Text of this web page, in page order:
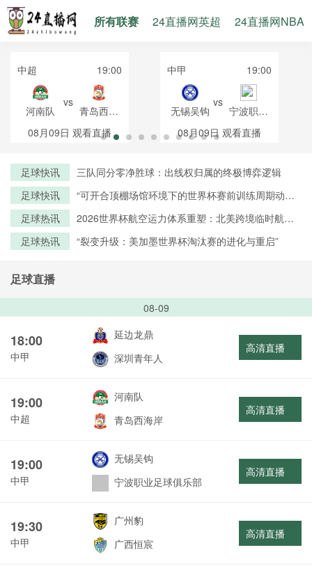
所有联赛 24直播网英超 24直播网NBA
中超 19:00
河南队
vs
青岛西海
岸
08月09日 观看直播
中甲 19:00
无锡吴钩
vs
宁波职业
足球俱乐
部
08月09日 观看直播
足球快讯
三队同分零净胜球：出线权归属的终极博弈逻辑
足球快讯
“可开合顶棚场馆环境下的世界杯赛前训练周期动态
足球热讯
2026世界杯航空运力体系重塑：北美跨境临时航线
足球热讯 “裂变升级：美加墨世界杯淘汰赛的进化与重启”
足球直播
08-09
18:00
中甲
延边龙鼎
深圳青年人
高清直播
19:00
中超
河南队
青岛西海岸
高清直播
19:00
中甲
无锡吴钩
宁波职业足球俱乐部
高清直播
19:30
中甲
广州豹
广西恒宸
高清直播